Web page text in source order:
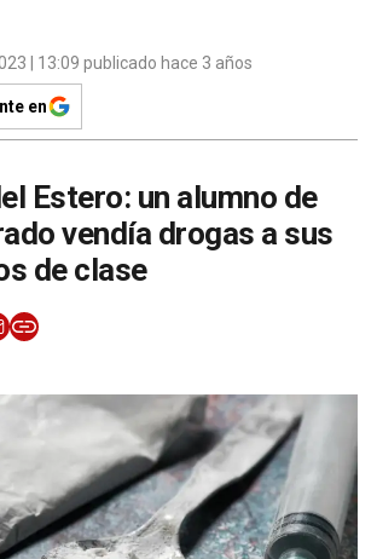
| 13:09 publicado hace 3 años
en
Estero: un alumno de
vendía drogas a sus
de clase